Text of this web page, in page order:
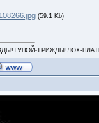
(59.1 Kb)
ТРИЖДЫ!ЛОХ-